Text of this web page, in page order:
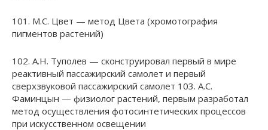
101. М.С. Цвет — метод Цвета (хромотография
пигментов растений)
102. А.Н. Туполев — сконструировал первый в мире
реактивный пассажирский самолет и первый
сверхзвуковой пассажирский самолет 103. А.С.
Фаминцын — физиолог растений, первым разработал
метод осуществления фотосинтетических процессов
при искусственном освещении